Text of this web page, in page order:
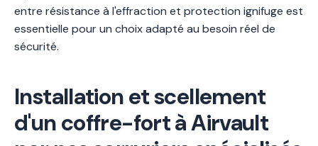
entre résistance à l'effraction et protection ignifuge est
essentielle pour un choix adapté au besoin réel de
sécurité.
Installation et scellement
d'un coffre-fort à Airvault